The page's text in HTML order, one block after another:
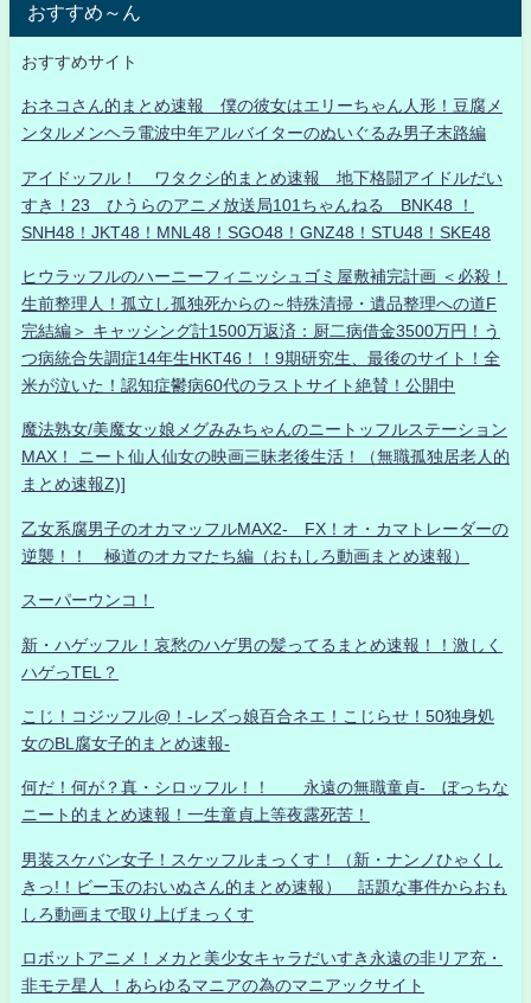
おすすめ～ん
おすすめサイト
おネコさん的まとめ速報 僕の彼女はエリーちゃん人形！豆腐メ
ンタルメンヘラ電波中年アルバイターのぬいぐるみ男子末路編
アイドッフル！ ワタクシ的まとめ速報 地下格闘アイドルだい
すき！23 ひうらのアニメ放送局101ちゃんねる BNK48 ！
SNH48！JKT48！MNL48！SGO48！GNZ48！STU48！SKE48
ヒウラッフルのハーニーフィニッシュゴミ屋敷補完計画 ＜必殺！
生前整理人！孤立し孤独死からの～特殊清掃・遺品整理への道F
完結編＞ キャッシング計1500万返済：厨二病借金3500万円！う
つ病統合失調症14年生HKT46！！9期研究生、最後のサイト！全
米が泣いた！認知症鬱病60代のラストサイト絶賛！公開中
魔法熟女/美魔女ッ娘メグみみちゃんのニートッフルステーション
MAX！ ニート仙人仙女の映画三昧老後生活！（無職孤独居老人的
まとめ速報Z)]
乙女系腐男子のオカマッフルMAX2- FX！オ・カマトレーダーの
逆襲！！ 極道のオカマたち編（おもしろ動画まとめ速報）
スーパーウンコ！
新・ハゲッフル！哀愁のハゲ男の髪ってるまとめ速報！！激しく
ハゲっTEL？
こじ！コジッフル@！-レズっ娘百合ネエ！こじらせ！50独身処
女のBL腐女子的まとめ速報-
何だ！何が？真・シロッフル！！ 永遠の無職童貞- ぼっちな
ニート的まとめ速報！一生童貞上等夜露死苦！
男装スケバン女子！スケッフルまっくす！（新・ナンノひゃくし
きっ!！ビー玉のおいぬさん的まとめ速報） 話題な事件からおも
しろ動画まで取り上げまっくす
ロボットアニメ！メカと美少女キャラだいすき永遠の非リア充・
非モテ星人 ！あらゆるマニアの為のマニアックサイト